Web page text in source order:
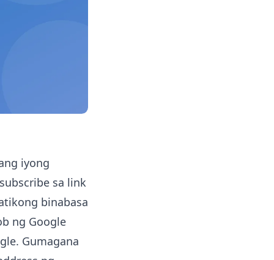
iyong
sa link
binabasa
ng Google
Gumagana